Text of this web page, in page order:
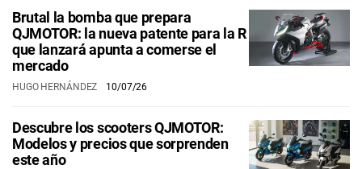
Brutal la bomba que prepara
QJMOTOR: la nueva patente para la R
que lanzará apunta a comerse el
mercado
HUGO HERNÁNDEZ 10/07/26
Descubre los scooters QJMOTOR:
Modelos y precios que sorprenden
este año